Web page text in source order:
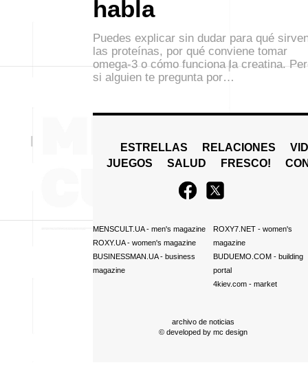
habla
Puedes explicar sin dudar para qué
las proteínas, por qué conviene tomar
omega-3 o cómo funciona la creatina.
si alguien te pregunta por…
ESTRELLAS RELACIONES
JUEGOS
SALUD FRESCO!
MENSCULT.UA- men's magazine
ROXY.UA- women's magazine
BUSINESSMAN.UA- business
magazine
ROXY7.NET- women's
magazine
BUDUEMO.COM- building
portal
4kiev.com- market
archivo de noticias
© developed by mc design